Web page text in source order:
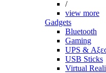
/
view more
Gadgets
Bluetooth
Gaming
UPS &
USB Sticks
Virtual